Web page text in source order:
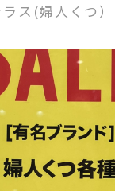
ス(婦人くつ）